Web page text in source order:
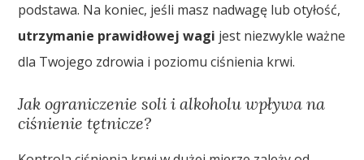
podstawa. Na koniec, jeśli masz nadwagę lub otyłość,
utrzymanie prawidłowej wagi jest niezwykle ważne
dla Twojego zdrowia i poziomu ciśnienia krwi.
Jak ograniczenie soli i alkoholu wpływa na
ciśnienie tętnicze?